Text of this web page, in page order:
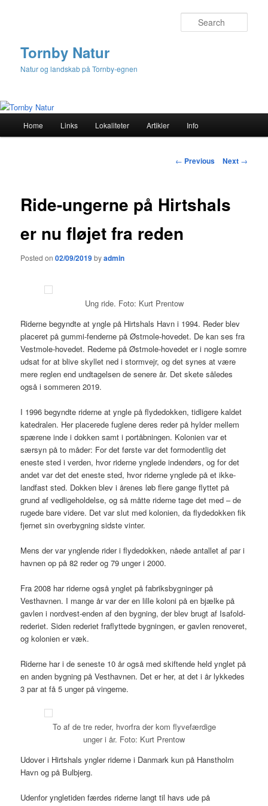
Tornby Natur
Natur og landskab på Tornby-egnen
Skip
content
Home Links Lokaliteter Artikler Info
Post
← Previous Next →
Ride-ungerne på Hirtshals
er nu fløjet fra reden
Posted on02/09/2019byadmin
Ung ride. Foto: Kurt Prentow
Riderne begyndte at yngle på Hirtshals Havn i 1994. Reder blev
placeret på gummi-fenderne på Østmole-hovedet. De kan ses fra
Vestmole-hovedet. Rederne på Østmole-hovedet er i nogle somre
udsat for at blive skyllet ned i stormvejr, og det synes at være
mere reglen end undtagelsen de senere år. Det skete således
også i sommeren 2019.
I 1996 begyndte riderne at yngle på flydedokken, tidligere kaldet
katedralen. Her placerede fuglene deres reder på hylder mellem
spærene inde i dokken samt i portåbningen. Kolonien var et
særsyn på to måder: For det første var det formodentlig det
eneste sted i verden, hvor riderne ynglede indendørs, og for det
andet var det det eneste sted, hvor riderne ynglede på et ikke-
landfast sted. Dokken blev i årenes løb flere gange flyttet på
grund af vedligeholdelse, og så måtte riderne tage det med – de
rugede bare videre. Det var slut med kolonien, da flydedokken fik
fjernet sin overbygning sidste vinter.
Mens der var ynglende rider i flydedokken, nåede antallet af par i
havnen op på 82 reder og 79 unger i 2000.
Fra 2008 har riderne også ynglet på fabriksbygninger på
Vesthavnen. I mange år var der en lille koloni på en bjælke på
gavlen i nordvest-enden af den bygning, der blev brugt af Isafold-
rederiet. Siden rederiet fraflyttede bygningen, er gavlen renoveret,
og kolonien er væk.
Riderne har i de seneste 10 år også med skiftende held ynglet på
en anden bygning på Vesthavnen. Det er her, at det i år lykkedes
3 par at få 5 unger på vingerne.
To af de tre reder, hvorfra der kom flyvefærdige
unger i år. Foto: Kurt Prentow
Udover i Hirtshals yngler riderne i Danmark kun på Hanstholm
Havn og på Bulbjerg.
Udenfor yngletiden færdes riderne langt til havs ude på